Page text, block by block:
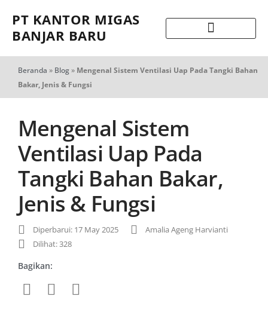
PT KANTOR MIGAS
BANJAR BARU
Beranda » Blog» Mengenal Sistem Ventilasi Uap Pada Tangki Bahan
Bakar, Jenis & Fungsi
Mengenal Sistem
Ventilasi Uap Pada
Tangki Bahan Bakar,
Jenis & Fungsi
Diperbarui: 17 May 2025
Amalia Ageng Harvianti
Dilihat: 328
Bagikan: